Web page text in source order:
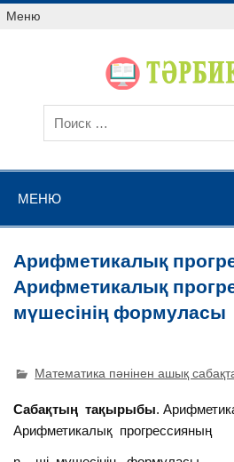
Меню
МЕНЮ
Арифметикалық
Арифметикалық
мүшесінің формуласы
Математика пәнінен ашық
Сабақтың тақырыбы.
Арифметикалық прогрессияның